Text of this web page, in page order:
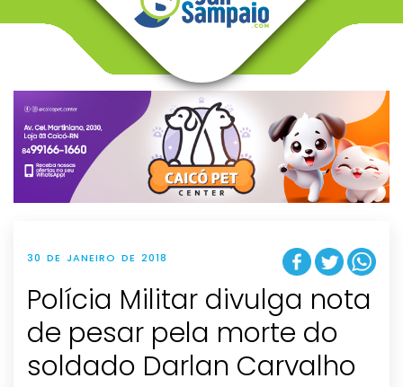
v
g
t
i
o
n
30 DE JANEIRO DE 2018
Polícia Militar divulga nota
de pesar pela morte do
soldado Darlan Carvalho